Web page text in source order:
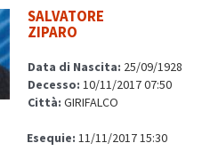
SALVATORE
ZIPARO
Data di Nascita: 25/09/1928
Decesso: 10/11/2017 07:50
Città: GIRIFALCO
Esequie: 11/11/2017 15:30